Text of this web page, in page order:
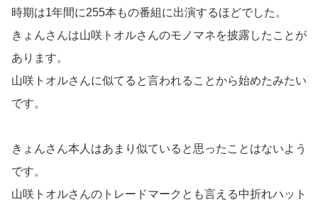
時期は1年間に255本もの番組に出演するほどでした。
きょんさんは山咲トオルさんのモノマネを披露したことが
あります。
山咲トオルさんに似てると言われることから始めたみたい
です。
きょんさん本人はあまり似ていると思ったことはないよう
です。
山咲トオルさんのトレードマークとも言える中折れハット